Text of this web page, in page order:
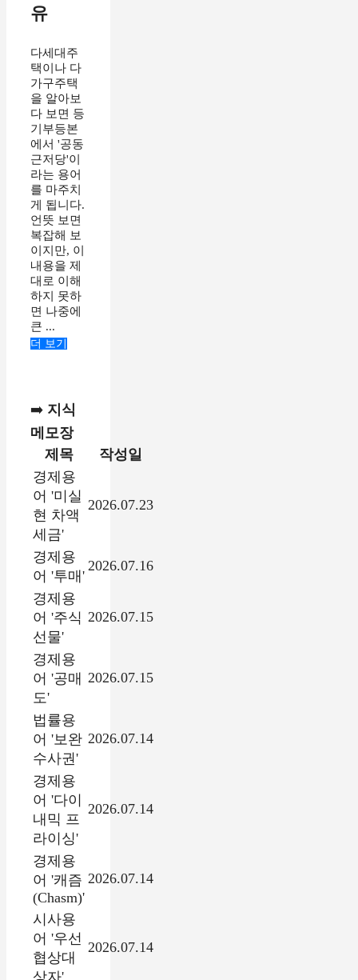
유
다세대주
택이나 다
가구주택
을 알아보
다 보면 등
기부등본
에서 '공동
근저당'이
라는 용어
를 마주치
게 됩니다.
언뜻 보면
복잡해 보
이지만, 이
내용을 제
대로 이해
하지 못하
면 나중에
큰 ...
더 보기
➡️ 지식
메모장
제목
작성일
경제용
어 '미실
현 차액
세금'
2026.07.23
경제용
어 '투매'
2026.07.16
경제용
어 '주식
선물'
2026.07.15
경제용
어 '공매
도'
2026.07.15
법률용
어 '보완
수사권'
2026.07.14
경제용
어 '다이
내믹 프
라이싱'
2026.07.14
경제용
어 '캐즘
(Chasm)'
2026.07.14
시사용
어 '우선
협상대
상자'
2026.07.14